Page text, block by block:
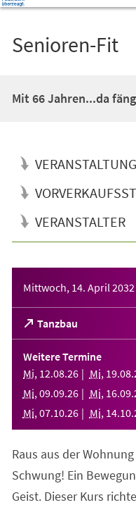
Senioren-Fit
Mit 66 Jahren...da
VERANSTALTER
Mittwoch, 14. April 2032
Tanzbau
(Öffnet
in
einem
neuen
Tab)
Weitere Termine
Mi, 12.08.26 Mi, 19.08.
Mi, 09.09.26 Mi, 16.09.
Mi, 07.10.26 Mi, 14.10.
Raus aus der
Schwung! Ein
Geist. Dieser Kurs